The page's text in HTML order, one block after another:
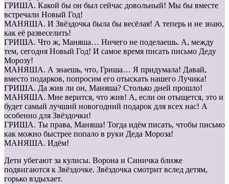
ГРИША. Какой бы он был сейчас довольный! Мы бы вместе
встречали Новый Год!
МАНЯША. И Звёздочка была бы весёлая! А теперь и не знаю,
как её развеселить!
ГРИША. Что ж, Маняша… Ничего не поделаешь. А, между
тем, сегодня Новый Год! И самое время писать письмо Деду
Морозу!
МАНЯША. А знаешь, что, Гриша… Я придумала! Давай,
вместо подарков, попросим его отыскать нашего Лучика!
ГРИША. Да жив ли он, Маняша? Столько дней прошло!
МАНЯША. Мне верится, что жив! А, если он отыщется, это и
будет самый лучший новогодний подарок для всех нас! А
особенно для Звёздочки!
ГРИША. Ты права, Маняша! Тогда идём писать, чтобы письмо
как можно быстрее попало в руки Деда Мороза!
МАНЯША. Идём!
Дети убегают за кулисы. Ворона и Синичка ближе
подвигаются к Звёздочке. Звёздочка смотрит вслед детям,
горько вздыхает.